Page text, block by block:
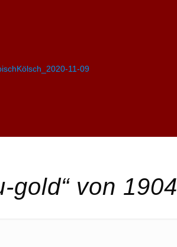
gold“ von 1904